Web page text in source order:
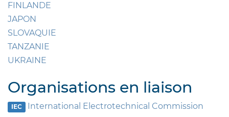
FINLANDE
JAPON
SLOVAQUIE
TANZANIE
UKRAINE
Organisations en liaison
IEC International Electrotechnical Commission